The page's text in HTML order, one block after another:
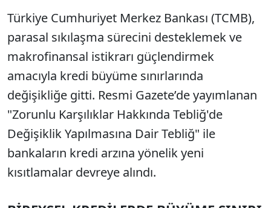
Türkiye Cumhuriyet Merkez Bankası (TCMB),
parasal sıkılaşma sürecini desteklemek ve
makrofinansal istikrarı güçlendirmek
amacıyla kredi büyüme sınırlarında
değişikliğe gitti. Resmi Gazete’de yayımlanan
"Zorunlu Karşılıklar Hakkında Tebliğ'de
Değişiklik Yapılmasına Dair Tebliğ" ile
bankaların kredi arzına yönelik yeni
kısıtlamalar devreye alındı.